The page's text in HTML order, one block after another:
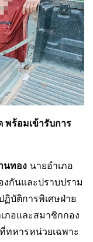
พร้อมเข้ารับการ
นทอง นายอำเภอ
งกันและปราบปราม
ฏิบัติการพิเศษฝ่าย
ภอและสมาชิกกอง
ทหารหน่วยเฉพาะ